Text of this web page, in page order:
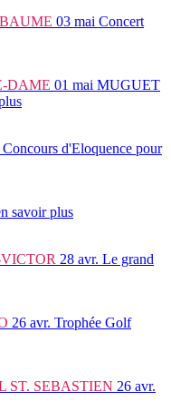
03 mai Concert
DAME 01 mai MUGUET
d'Eloquence pour
savoir plus
28 avr. Le grand
26 avr. Trophée Golf
ST. SEBASTIEN 26 avr.